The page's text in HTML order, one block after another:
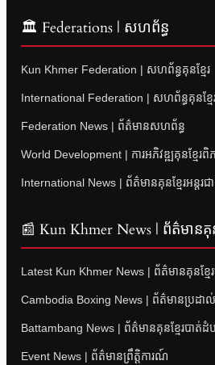
🏛 Federations | សហព័ន្ធ
Kun Khmer Federation | សហព័ន្ធគុនខ្មែរ
International Federation | សហព័ន្ធគុនខ្មែរ
Federation News | ព័ត៌មានសហព័ន្ធ
World Development | ការអភិវឌ្ឍគុនខ្មែរ
International News | ព័ត៌មានគុនខ្មែរអន្តរជ
📰 Kun Khmer News | ព័ត៌មានគុន
Latest Kun Khmer News | ព័ត៌មានគុនខ្ម
Cambodia Boxing News | ព័ត៌មានប្រដាល់
Battambang News | ព័ត៌មានគុនខ្មែរបាត់ដំ
Event News | ព័ត៌មានព្រឹត្តិការណ៍